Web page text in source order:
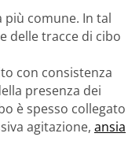
più comune. In tal
delle tracce di cibo
con consistenza
presenza dei
è spesso collegato
agitazione, ansia